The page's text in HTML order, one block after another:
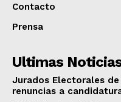
Contacto
Prensa
Ultimas
Jurados Electorales
renuncias a